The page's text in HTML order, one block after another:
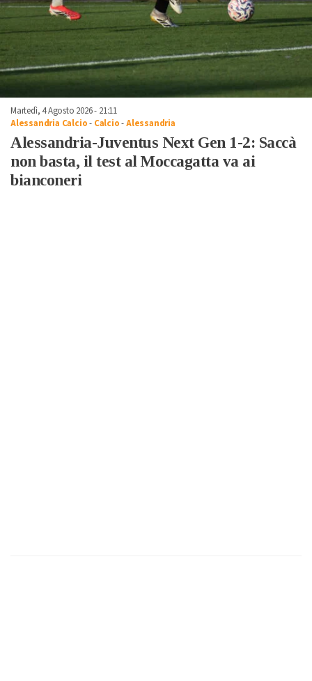
Martedì, 4 Agosto 2026 - 21:11
Alessandria Calcio- Calcio-Alessandria
Alessandria-Juventus Next Gen 1-2: Saccà
non basta, il test al Moccagatta va ai
bianconeri